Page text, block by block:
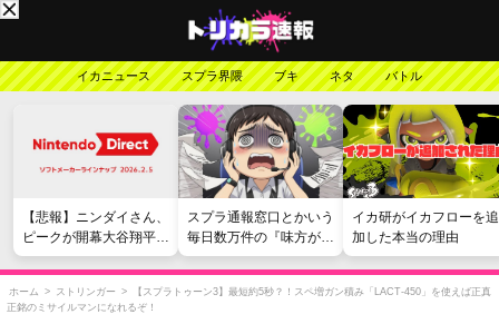
イカニュース スプラ界隈 ブキ ネタ バトル
【悲報】ニンダイさん、
ピークが開幕大谷翔平の
がっかりダイレクトだっ
たと言われてしまう
スプラ通報窓口とかいう
毎日数万件の『味方が弱
い』愚痴を読まされる苦
行
イカ研がイカフローを追
加した本当の理由
ホーム > ストリンガー >
【スプラトゥーン3】最短約5秒？！スペ増ガン積み「LACT-450」を使えば正真
正銘のミサイルマンになれるぞ！